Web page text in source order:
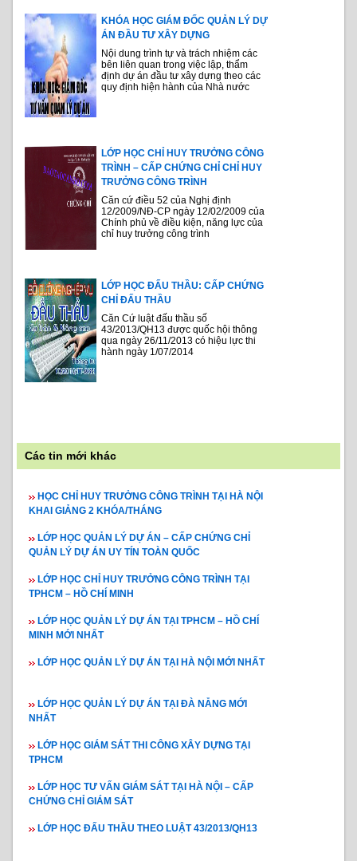
KHÓA HỌC GIÁM ĐỐC QUẢN LÝ DỰ
ÁN ĐẦU TƯ XÂY DỰNG
Nội dung trình tự và trách nhiệm các
bên liên quan trong việc lập, thẩm
định dự án đầu tư xây dựng theo các
quy định hiện hành của Nhà nước
LỚP HỌC CHỈ HUY TRƯỞNG CÔNG
TRÌNH – CẤP CHỨNG CHỈ CHỈ HUY
TRƯỞNG CÔNG TRÌNH
Căn cứ điều 52 của Nghị định
12/2009/NĐ-CP ngày 12/02/2009 của
Chính phủ về điều kiện, năng lực của
chỉ huy trưởng công trình
LỚP HỌC ĐẤU THẦU: CẤP CHỨNG
CHỈ ĐẤU THẦU
Căn Cứ luật đấu thầu số
43/2013/QH13 được quốc hội thông
qua ngày 26/11/2013 có hiệu lực thi
hành ngày 1/07/2014
Các tin mới khác
HỌC CHỈ HUY TRƯỞNG CÔNG TRÌNH TẠI HÀ NỘI
KHAI GIẢNG 2 KHÓA/THÁNG
LỚP HỌC QUẢN LÝ DỰ ÁN – CẤP CHỨNG CHỈ
QUẢN LÝ DỰ ÁN UY TÍN TOÀN QUỐC
LỚP HỌC CHỈ HUY TRƯỞNG CÔNG TRÌNH TẠI
TPHCM – HỒ CHÍ MINH
LỚP HỌC QUẢN LÝ DỰ ÁN TẠI TPHCM – HỒ CHÍ
MINH MỚI NHẤT
LỚP HỌC QUẢN LÝ DỰ ÁN TẠI HÀ NỘI MỚI NHẤT
LỚP HỌC QUẢN LÝ DỰ ÁN TẠI ĐÀ NẴNG MỚI
NHẤT
LỚP HỌC GIÁM SÁT THI CÔNG XÂY DỰNG TẠI
TPHCM
LỚP HỌC TƯ VẤN GIÁM SÁT TẠI HÀ NỘI – CẤP
CHỨNG CHỈ GIÁM SÁT
LỚP HỌC ĐẤU THẦU THEO LUẬT 43/2013/QH13